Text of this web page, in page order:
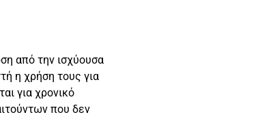
από την ισχύουσα
η χρήση τους για
για χρονικό
που δεν